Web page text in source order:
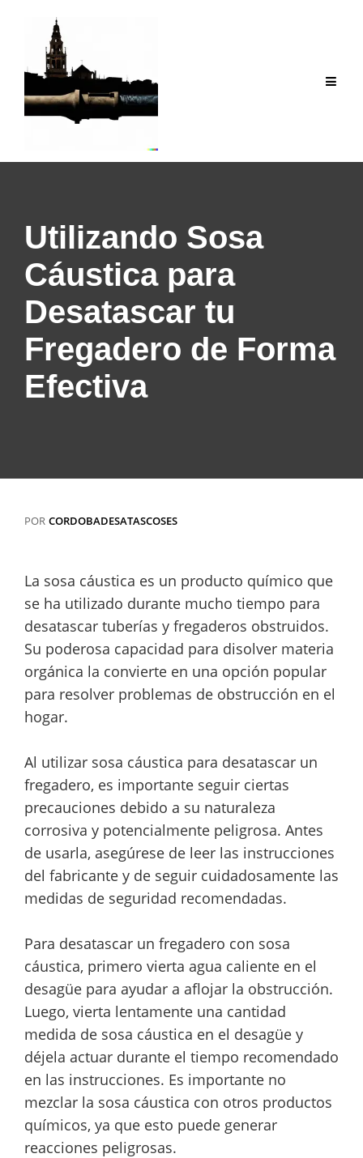
contenido
Utilizando Sosa
Cáustica para
Desatascar tu
Fregadero de Forma
Efectiva
POR CORDOBADESATASCOSES
La sosa cáustica es un producto químico que
se ha utilizado durante mucho tiempo para
desatascar tuberías y fregaderos obstruidos.
Su poderosa capacidad para disolver materia
orgánica la convierte en una opción popular
para resolver problemas de obstrucción en el
hogar.
Al utilizar sosa cáustica para desatascar un
fregadero, es importante seguir ciertas
precauciones debido a su naturaleza
corrosiva y potencialmente peligrosa. Antes
de usarla, asegúrese de leer las instrucciones
del fabricante y de seguir cuidadosamente las
medidas de seguridad recomendadas.
Para desatascar un fregadero con sosa
cáustica, primero vierta agua caliente en el
desagüe para ayudar a aflojar la obstrucción.
Luego, vierta lentamente una cantidad
medida de sosa cáustica en el desagüe y
déjela actuar durante el tiempo recomendado
en las instrucciones. Es importante no
mezclar la sosa cáustica con otros productos
químicos, ya que esto puede generar
reacciones peligrosas.